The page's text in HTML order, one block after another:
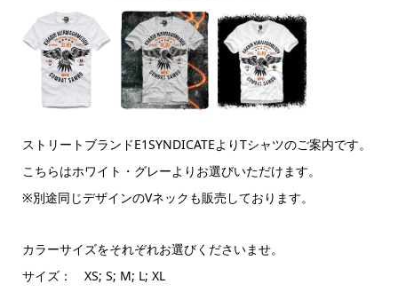
ストリートブランドE1SYNDICATEよりTシャツのご案内です。
こちらはホワイト・グレーよりお選びいただけます。
※別途同じデザインのVネックも販売しております。
カラーサイズをそれぞれお選びくださいませ。
サイズ： XS; S; M; L; XL